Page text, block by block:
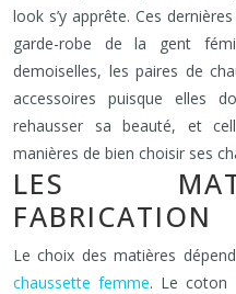
look s’y apprête. Ces
garde-robe de la gent
demoiselles, les paires de
accessoires puisque elles
rehausser sa beauté, et
manières de bien choisir ses
LES
FABRICATION
Le choix des matières
chaussette femme. Le coton